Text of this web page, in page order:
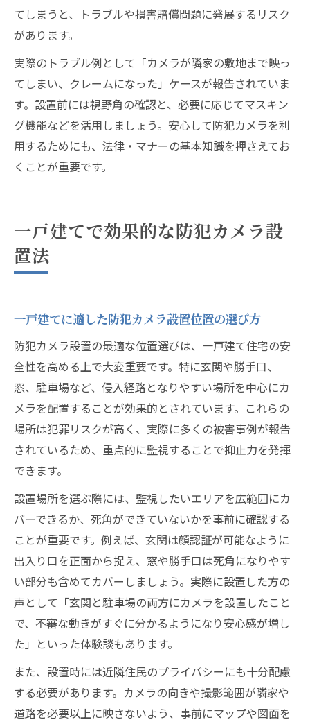
てしまうと、トラブルや損害賠償問題に発展するリスク
があります。
実際のトラブル例として「カメラが隣家の敷地まで映っ
てしまい、クレームになった」ケースが報告されていま
す。設置前には視野角の確認と、必要に応じてマスキン
グ機能などを活用しましょう。安心して防犯カメラを利
用するためにも、法律・マナーの基本知識を押さえてお
くことが重要です。
一戸建てで効果的な防犯カメラ設
置法
一戸建てに適した防犯カメラ設置位置の選び方
防犯カメラ設置の最適な位置選びは、一戸建て住宅の安
全性を高める上で大変重要です。特に玄関や勝手口、
窓、駐車場など、侵入経路となりやすい場所を中心にカ
メラを配置することが効果的とされています。これらの
場所は犯罪リスクが高く、実際に多くの被害事例が報告
されているため、重点的に監視することで抑止力を発揮
できます。
設置場所を選ぶ際には、監視したいエリアを広範囲にカ
バーできるか、死角ができていないかを事前に確認する
ことが重要です。例えば、玄関は顔認証が可能なように
出入り口を正面から捉え、窓や勝手口は死角になりやす
い部分も含めてカバーしましょう。実際に設置した方の
声として「玄関と駐車場の両方にカメラを設置したこと
で、不審な動きがすぐに分かるようになり安心感が増し
た」といった体験談もあります。
また、設置時には近隣住民のプライバシーにも十分配慮
する必要があります。カメラの向きや撮影範囲が隣家や
道路を必要以上に映さないよう、事前にマップや図面を